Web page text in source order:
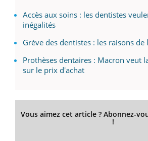
Accès aux soins : les dentistes
inégalités
Grève des dentistes : les raisons de
Prothèses dentaires : Macron veut
sur le prix d'achat
Vous aimez cet article ? Abonnez-
!